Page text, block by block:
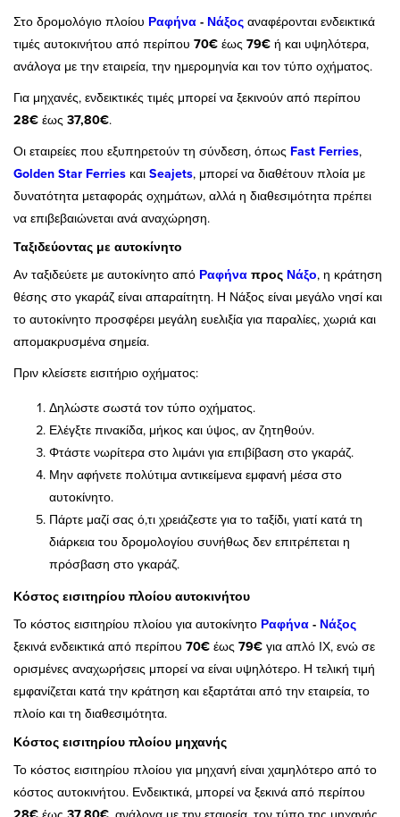
Στο δρομολόγιο πλοίου Ραφήνα - Νάξος αναφέρονται ενδεικτικά
τιμές αυτοκινήτου από περίπου 70€ έως 79€ ή και υψηλότερα,
ανάλογα με την εταιρεία, την ημερομηνία και τον τύπο οχήματος.
Για μηχανές, ενδεικτικές τιμές μπορεί να ξεκινούν από περίπου
28€ έως 37,80€.
Οι εταιρείες που εξυπηρετούν τη σύνδεση, όπως Fast Ferries,
Golden Star Ferries και Seajets, μπορεί να διαθέτουν πλοία με
δυνατότητα μεταφοράς οχημάτων, αλλά η διαθεσιμότητα πρέπει
να επιβεβαιώνεται ανά αναχώρηση.
Ταξιδεύοντας με αυτοκίνητο
Αν ταξιδεύετε με αυτοκίνητο από Ραφήνα προς Νάξο, η κράτηση
θέσης στο γκαράζ είναι απαραίτητη. Η Νάξος είναι μεγάλο νησί και
το αυτοκίνητο προσφέρει μεγάλη ευελιξία για παραλίες, χωριά και
απομακρυσμένα σημεία.
Πριν κλείσετε εισιτήριο οχήματος:
Δηλώστε σωστά τον τύπο οχήματος.
Ελέγξτε πινακίδα, μήκος και ύψος, αν ζητηθούν.
Φτάστε νωρίτερα στο λιμάνι για επιβίβαση στο γκαράζ.
Μην αφήνετε πολύτιμα αντικείμενα εμφανή μέσα στο
αυτοκίνητο.
Πάρτε μαζί σας ό,τι χρειάζεστε για το ταξίδι, γιατί κατά τη
διάρκεια του δρομολογίου συνήθως δεν επιτρέπεται η
πρόσβαση στο γκαράζ.
Κόστος εισιτηρίου πλοίου αυτοκινήτου
Το κόστος εισιτηρίου πλοίου για αυτοκίνητο Ραφήνα - Νάξος
ξεκινά ενδεικτικά από περίπου 70€ έως 79€ για απλό ΙΧ, ενώ σε
ορισμένες αναχωρήσεις μπορεί να είναι υψηλότερο. Η τελική τιμή
εμφανίζεται κατά την κράτηση και εξαρτάται από την εταιρεία, το
πλοίο και τη διαθεσιμότητα.
Κόστος εισιτηρίου πλοίου μηχανής
Το κόστος εισιτηρίου πλοίου για μηχανή είναι χαμηλότερο από το
κόστος αυτοκινήτου. Ενδεικτικά, μπορεί να ξεκινά από περίπου